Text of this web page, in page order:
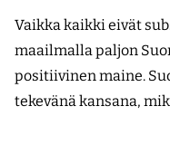
Vaikka kaikki eivät
maailmalla paljon
positiivinen maine.
tekevänä kansana,